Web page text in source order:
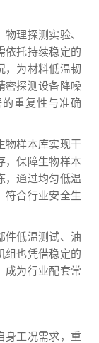
理探测实验、
依托持续稳定的
，为材料低温韧
密探测设备降噪
重复性与准确
样本库实现干
，保障生物样本
，通过均匀低温
符合行业安全生
低温测试、油
组也凭借稳定的
成为行业配套常
工况需求，重